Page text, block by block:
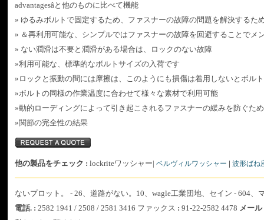
advantagesâと他のものに比べて機能
» ゆるみボルトで固定するため、ファスナーの故障の問題を解決するた
» ＆再利用可能な、シンプルではファスナーの故障を回避することでメ
» ない潤滑は不要と潤滑がある場合は、ロックのない故障
»利用可能な、標準的なボルトサイズの入荷です
» ロックと振動の間には摩擦は、このようにも損傷は着用しないとボル
»ボルトの同様の作業温度に合わせて様々な素材で利用可能
»動的ローディングによって引き起こされるファスナーの緩みを防ぐた
»関節の完全性の結果
他の製品をチェック : lockriteワッシャー| ベルヴィルワッシャー | 波形ばね
ないプロット。 - 26、道路がない。10、wagle工業団地、セイン - 604、
電話. : 2582 1941 / 2508 / 2581 3416 ファックス : 91-22-2582 4478 メール